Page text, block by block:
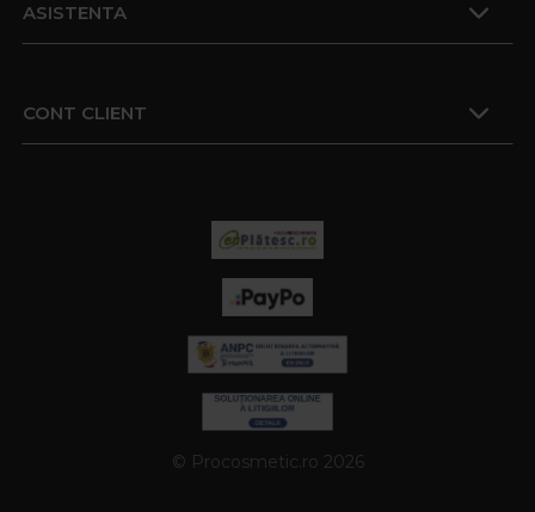
ASISTENTA
CONT CLIENT
© Procosmetic.ro 2026